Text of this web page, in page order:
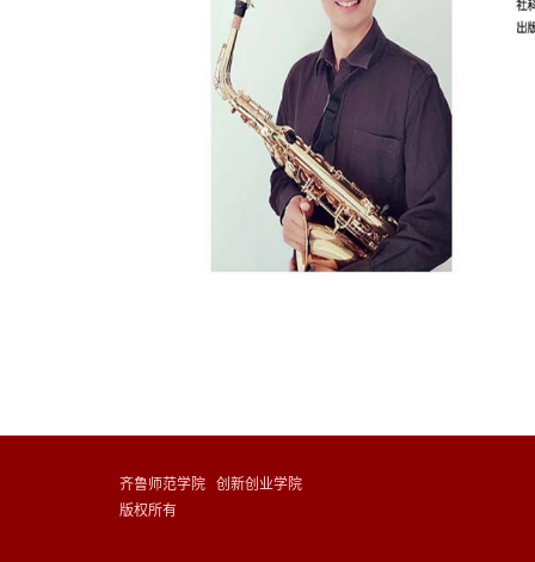
齐鲁师范学院 创新创业学院
版权所有